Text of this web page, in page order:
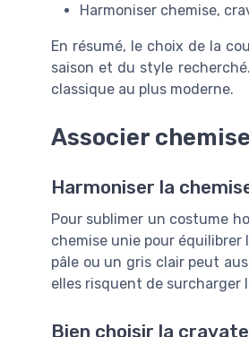
Harmoniser chemise,
En résumé, le choix de la
saison et du style
classique au plus moderne.
Associer
Harmoniser la
Pour sublimer un costume
chemise unie pour équilibrer
pâle ou un gris clair peut
elles risquent de surcharger
Bien choisir la